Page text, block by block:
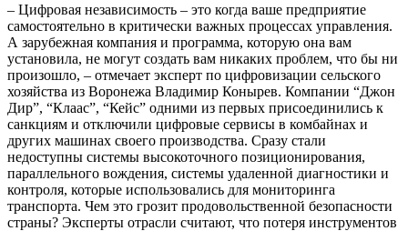
– Цифровая независимость – это когда ваше предприятие
самостоятельно в критически важных процессах управления.
А зарубежная компания и программа, которую она вам
установила, не могут создать вам никаких проблем, что бы ни
произошло, – отмечает эксперт по цифровизации сельского
хозяйства из Воронежа Владимир Конырев. Компании “Джон
Дир”, “Клаас”, “Кейс” одними из первых присоединились к
санкциям и отключили цифровые сервисы в комбайнах и
других машинах своего производства. Сразу стали
недоступны системы высокоточного позиционирования,
параллельного вождения, системы удаленной диагностики и
контроля, которые использовались для мониторинга
транспорта. Чем это грозит продовольственной безопасности
страны? Эксперты отрасли считают, что потеря инструментов